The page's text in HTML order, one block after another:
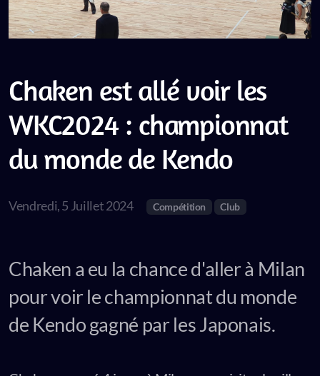
Chaken est allé voir les
WKC2024 : championnat
du monde de Kendo
Vendredi, 5 Juillet 2024 Compétition Club
Chaken a eu la chance d'aller à Milan
pour voir le championnat du monde
de Kendo gagné par les Japonais.